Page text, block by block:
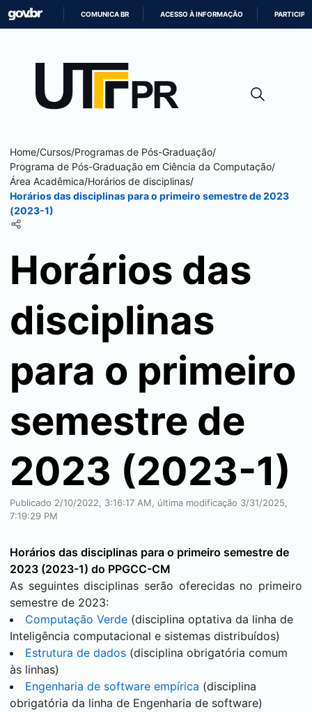
CONTEÚDO
COMUNICA BR ACESSO À INFORMAÇÃO PARTICIPE
Home/Cursos/Programas de Pós-Graduação/
Programa de Pós-Graduação em Ciência da Computação/
Área Acadêmica/Horários de disciplinas/
Horários das disciplinas para o primeiro semestre de 2023
(2023-1)
Horários das
disciplinas
para o primeiro
semestre de
2023 (2023-1)
Publicado 2/10/2022, 3:16:17 AM, última modificação 3/31/2025,
7:19:29 PM
Horários das disciplinas para o primeiro semestre de
2023 (2023-1) do PPGCC-CM
As seguintes disciplinas serão oferecidas no primeiro
semestre de 2023:
Computação Verde (disciplina optativa da linha de
Inteligência computacional e sistemas distribuídos)
Estrutura de dados (disciplina obrigatória comum
às linhas)
Engenharia de software empírica (disciplina
obrigatória da linha de Engenharia de software)